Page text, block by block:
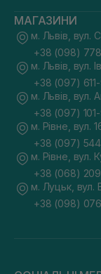
МАГАЗИНИ
м. Львів, вул.
+38 (098)
м. Львів, вул.
+38 (097)
м. Львів, вул.
+38 (097)
м. Рівне, вул.
+38 (097)
м. Рівне, вул.
+38 (068)
м. Луцьк, вул.
+38 (098)